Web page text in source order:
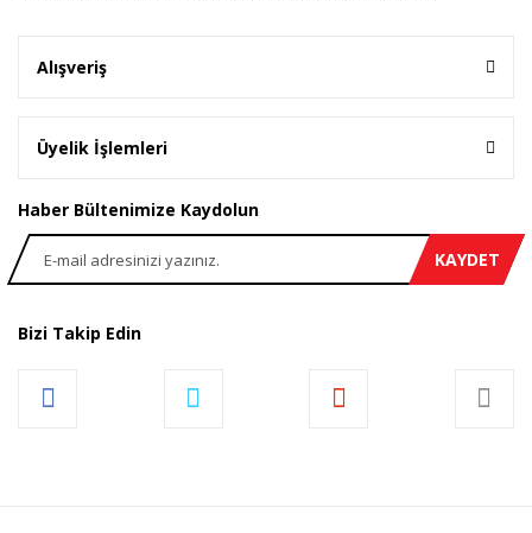
Alışveriş
Üyelik İşlemleri
Haber Bültenimize Kaydolun
KAYDET
Bizi Takip Edin